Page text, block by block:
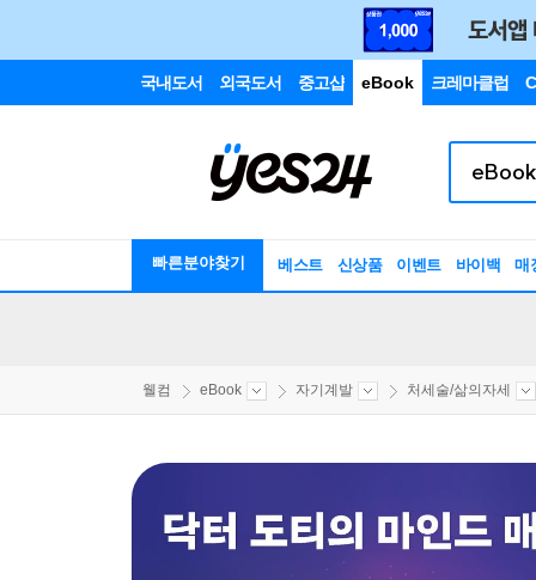
국내도서 외국도서 중고샵 eBook 크레마클럽
빠른분야찾기 베스트 신상품 이벤트 바이백 매
웰컴 eBook 자기계발 처세술/삶의자세